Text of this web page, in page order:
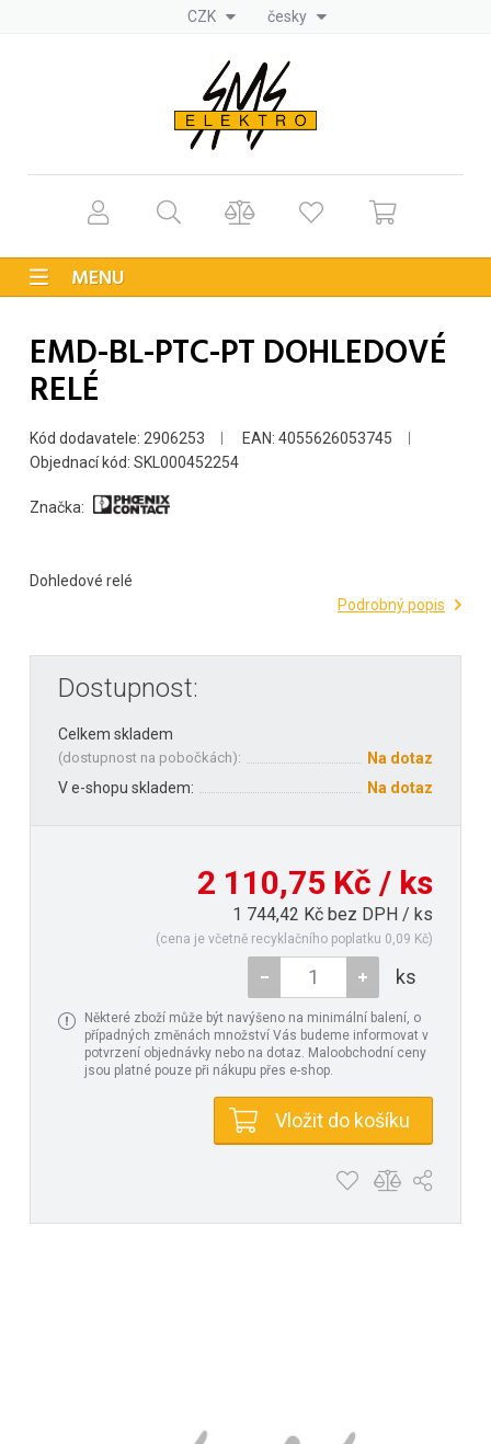
CZK česky
MENU
EMD-BL-PTC-PT DOHLEDOVÉ
RELÉ
Kód dodavatele: 2906253
EAN: 4055626053745
Objednací kód: SKL000452254
Značka:
Dohledové relé
Podrobný popis
Dostupnost:
Celkem skladem
(dostupnost na pobočkách):
Na dotaz
V e-shopu skladem:
Na dotaz
2 110,75 Kč / ks
1 744,42 Kč bez DPH / ks
(cena je včetně recyklačního poplatku 0,09 Kč)
ks
Některé zboží může být navýšeno na minimální balení, o
případných změnách množství Vás budeme informovat v
potvrzení objednávky nebo na dotaz. Maloobchodní ceny
jsou platné pouze při nákupu přes e-shop.
Vložit do košíku